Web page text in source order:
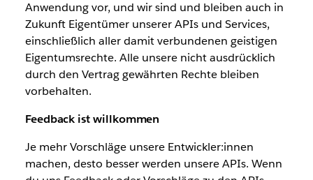
Anwendung vor, und wir sind und bleiben auch in
Zukunft Eigentümer unserer APIs und Services,
einschließlich aller damit verbundenen geistigen
Eigentumsrechte. Alle unsere nicht ausdrücklich
durch den Vertrag gewährten Rechte bleiben
vorbehalten.
Feedback ist willkommen
Je mehr Vorschläge unsere Entwickler:innen
machen, desto besser werden unsere APIs. Wenn